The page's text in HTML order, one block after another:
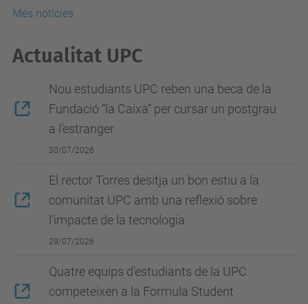
Més notícies
Actualitat UPC
Nou estudiants UPC reben una beca de la
Fundació “la Caixa” per cursar un postgrau
a l’estranger
30/07/2026
El rector Torres desitja un bon estiu a la
comunitat UPC amb una reflexió sobre
l'impacte de la tecnologia
29/07/2026
Quatre equips d'estudiants de la UPC
competeixen a la Formula Student